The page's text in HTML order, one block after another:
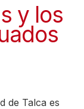
y los
de Talca es